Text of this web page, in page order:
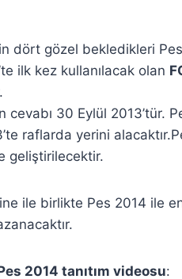
dört gözel bekledikleri
ilk kez kullanılacak olan
cevabı 30 Eylül 2013’tür.
raflarda yerini
geliştirilecektir.
ile birlikte Pes 2014 ile
2014 tanıtım videosu: